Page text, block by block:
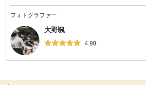
フォトグラファー
大野颯
4.90